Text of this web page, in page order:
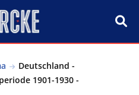
Deutschland -
1901-1930 -